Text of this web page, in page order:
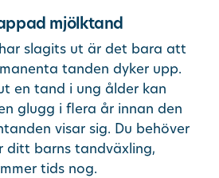
mjölktand
slagits ut är det bara att
tanden dyker upp.
en tand i ung ålder kan
glugg i flera år innan den
visar sig. Du behöver
ditt barns tandväxling,
tids nog.